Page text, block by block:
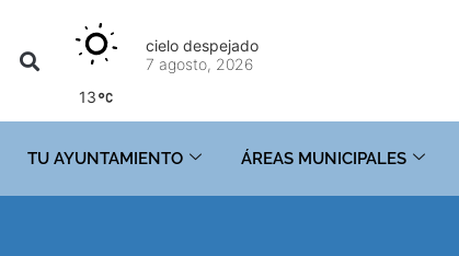
13
cielo despejado
7 agosto, 2026
TU AYUNTAMIENTO ÁREAS MUNICIPALES